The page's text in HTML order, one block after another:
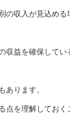
の収入が見込める
収益を確保してい
あります。
点を理解しておく